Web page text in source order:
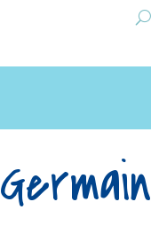
Germain